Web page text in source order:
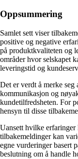
Oppsummering
Samlet sett viser
positive og negative
på produktkvaliteten og
områder hvor selskapet
leveringstid og
Det er verdt å merke
kommunikasjon og
kundetilfredsheten. For
hensyn til disse
Uansett hvilke erfaringer
tilbakemeldinger kan
egne vurderinger basert
beslutning om å handle